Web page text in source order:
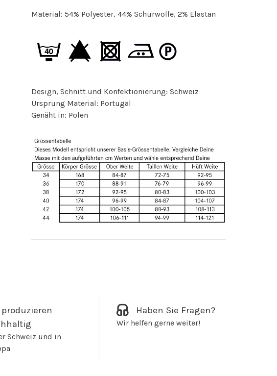
Material: 54% Polyester, 44% Schurwolle, 2% Elastan
Design, Schnitt und Konfektionierung: Schweiz
Ursprung Material: Portugal
Genäht in: Polen
Schweiz und in
Haben Sie Fragen?
Wir helfen gerne weiter!